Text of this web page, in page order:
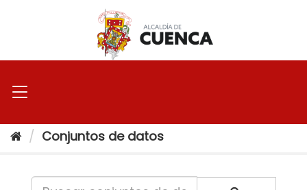
Conjuntos de datos